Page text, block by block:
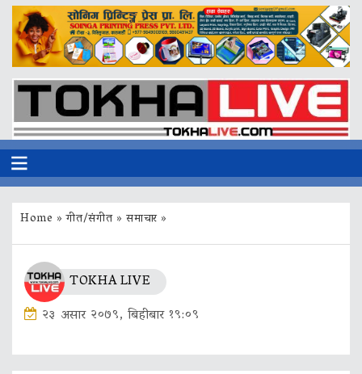
Home »गीत/संगीत»समाचार»
TOKHA LIVE
२३ असार २०७९, बिहीबार १९:०९